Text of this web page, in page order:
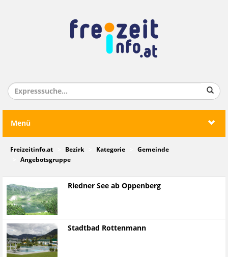
Menü
Freizeitinfo.at Bezirk Kategorie
Gemeinde
Angebotsgruppe
Riedner See ab Oppenberg
Stadtbad Rottenmann